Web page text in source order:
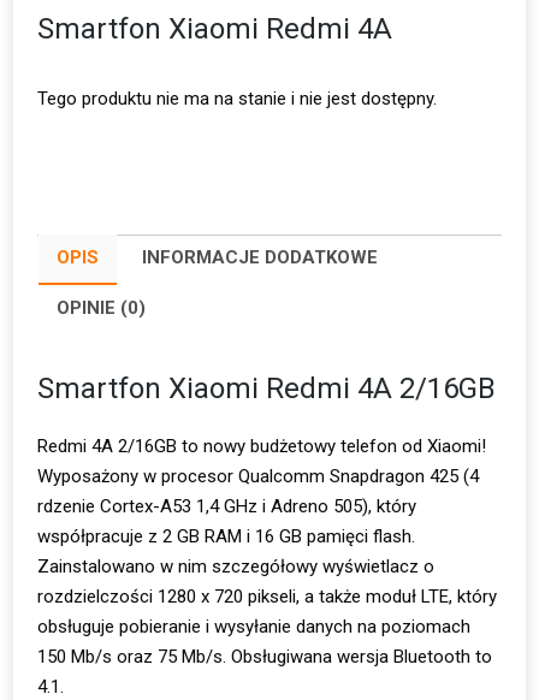
Smartfon Xiaomi Redmi 4A
Tego produktu nie ma na stanie i nie jest dostępny.
OPIS INFORMACJE DODATKOWE
OPINIE (0)
Smartfon Xiaomi Redmi 4A 2/16GB
Redmi 4A 2/16GB to nowy budżetowy telefon od Xiaomi!
Wyposażony w procesor Qualcomm Snapdragon 425 (4
rdzenie Cortex-A53 1,4 GHz i Adreno 505), który
współpracuje z 2 GB RAM i 16 GB pamięci flash.
Zainstalowano w nim szczegółowy wyświetlacz o
rozdzielczości 1280 x 720 pikseli, a także moduł LTE, który
obsługuje pobieranie i wysyłanie danych na poziomach
150 Mb/s oraz 75 Mb/s. Obsługiwana wersja Bluetooth to
4.1.